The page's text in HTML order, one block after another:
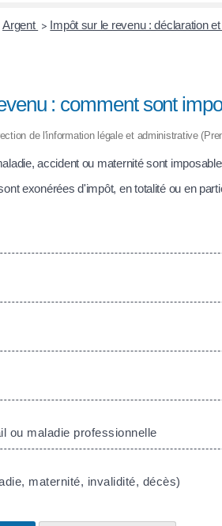
Argent > Impôt sur le revenu : déclaration
: comment sont
de l'information légale et administrative
accident ou maternité sont
exonérées d'impôt, en totalité ou en
ou maladie professionnelle
maternité, invalidité, décès)